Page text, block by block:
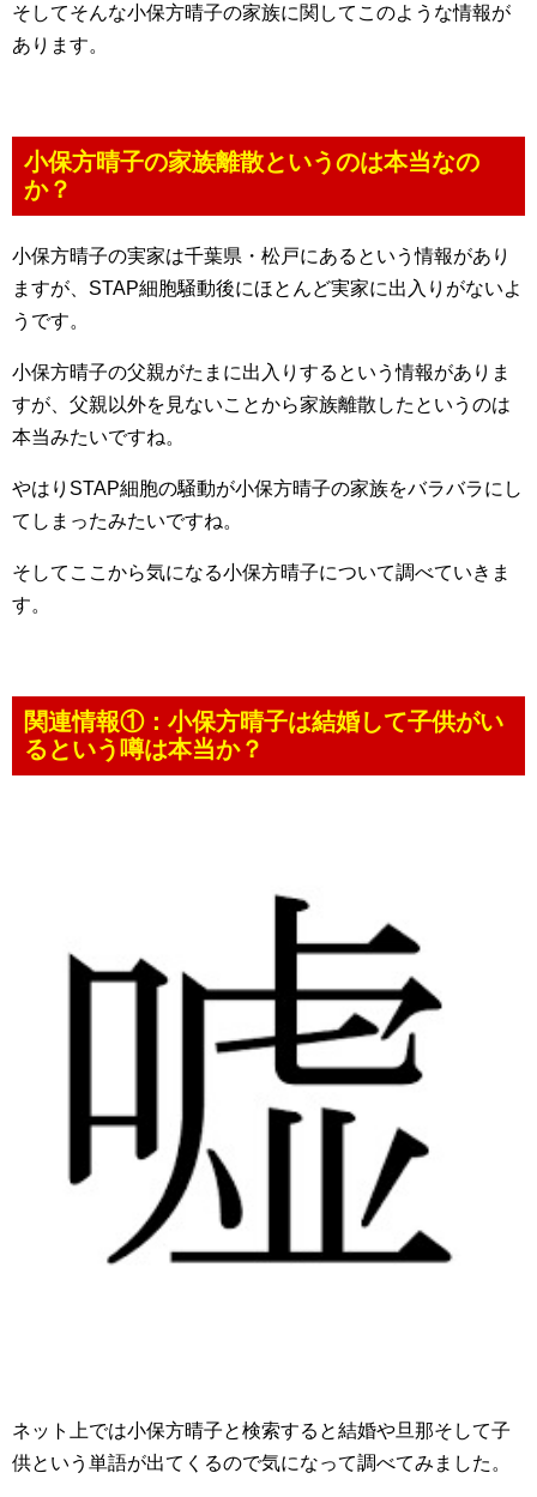
そしてそんな小保方晴子の家族に関してこのような情報が
あります。
小保方晴子の家族離散というのは本当なの
か？
小保方晴子の実家は千葉県・松戸にあるという情報があり
ますが、STAP細胞騒動後にほとんど実家に出入りがないよ
うです。
小保方晴子の父親がたまに出入りするという情報がありま
すが、父親以外を見ないことから家族離散したというのは
本当みたいですね。
やはりSTAP細胞の騒動が小保方晴子の家族をバラバラにし
てしまったみたいですね。
そしてここから気になる小保方晴子について調べていきま
す。
関連情報①：小保方晴子は結婚して子供がい
るという噂は本当か？
ネット上では小保方晴子と検索すると結婚や旦那そして子
供という単語が出てくるので気になって調べてみました。